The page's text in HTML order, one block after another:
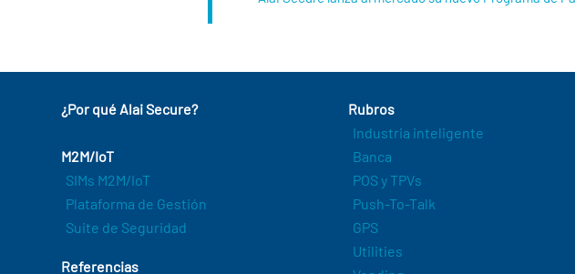
¿Por qué Alai Secure?
M2M/IoT
SIMs M2M/IoT
Plataforma de Gestión
Suite de Seguridad
Referencias
Rubros
Industria inteligente
Banca
POS y TPVs
Push-To-Talk
GPS
Utilities